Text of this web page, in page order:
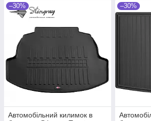
–30%
Автомобільний килимок в
–30%